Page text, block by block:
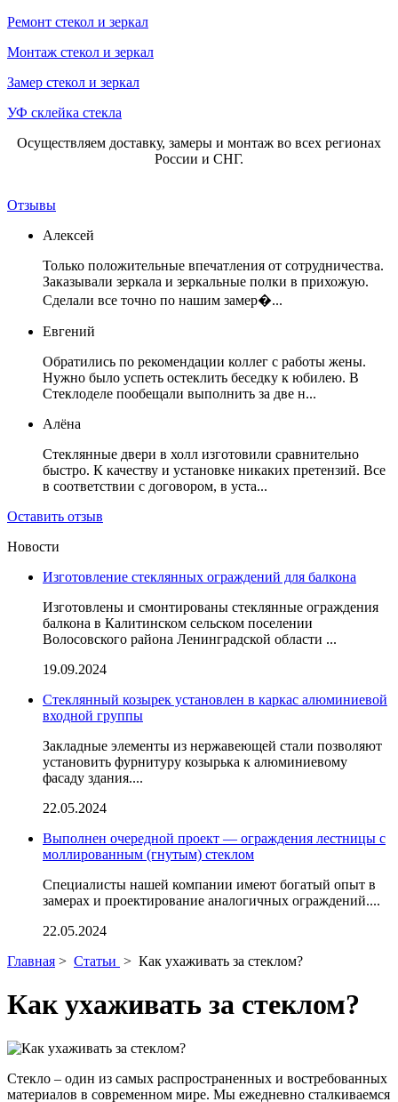
Ремонт стекол и зеркал
Монтаж стекол и зеркал
Замер стекол и зеркал
УФ склейка стекла
Осуществляем доставку, замеры и монтаж во всех регионах
России и СНГ.
Отзывы
Алексей
Только положительные впечатления от сотрудничества.
Заказывали зеркала и зеркальные полки в прихожую.
Сделали все точно по нашим замер�...
Евгений
Обратились по рекомендации коллег с работы жены.
Нужно было успеть остеклить беседку к юбилею. В
Стеклоделе пообещали выполнить за две н...
Алёна
Стеклянные двери в холл изготовили сравнительно
быстро. К качеству и установке никаких претензий. Все
в соответствии с договором, в уста...
Оставить отзыв
Новости
Изготовление стеклянных ограждений для балкона
Изготовлены и смонтированы стеклянные ограждения
балкона в Калитинском сельском поселении
Волосовского района Ленинградской области ...
19.09.2024
Стеклянный козырек установлен в каркас алюминиевой
входной группы
Закладные элементы из нержавеющей стали позволяют
установить фурнитуру козырька к алюминиевому
фасаду здания....
22.05.2024
Выполнен очередной проект — ограждения лестницы с
моллированным (гнутым) стеклом
Специалисты нашей компании имеют богатый опыт в
замерах и проектирование аналогичных ограждений....
22.05.2024
Главная > Статьи > Как ухаживать за стеклом?
Как ухаживать за стеклом?
Стекло – один из самых распространенных и востребованных
материалов в современном мире. Мы ежедневно сталкиваемся